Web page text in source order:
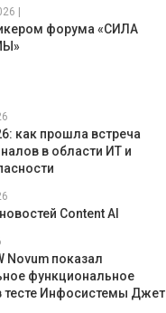
|
форума «СИЛА
как прошла встреча
в области ИТ и
Content AI
Novum показал
функциональное
тесте Инфосистемы Джет